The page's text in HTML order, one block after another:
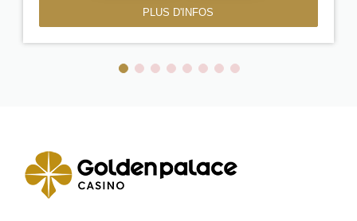
PLUS D'INFOS